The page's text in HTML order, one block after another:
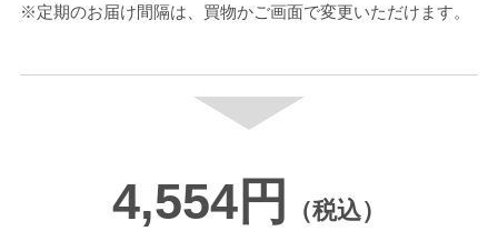
※定期のお届け間隔は、買物かご画面で変更いただけます。
4,554円 （税込）